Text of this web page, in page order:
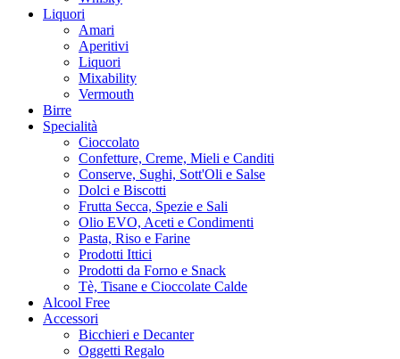
Liquori
Amari
Aperitivi
Liquori
Mixability
Vermouth
Birre
Specialità
Cioccolato
Confetture, Creme, Mieli e Canditi
Conserve, Sughi, Sott'Oli e Salse
Dolci e Biscotti
Frutta Secca, Spezie e Sali
Olio EVO, Aceti e Condimenti
Pasta, Riso e Farine
Prodotti Ittici
Prodotti da Forno e Snack
Tè, Tisane e Cioccolate Calde
Alcool Free
Accessori
Bicchieri e Decanter
Oggetti Regalo